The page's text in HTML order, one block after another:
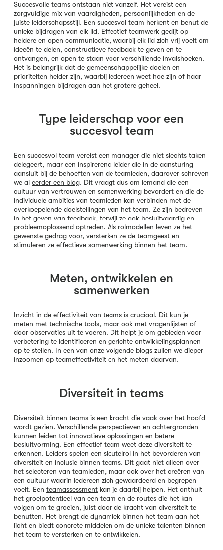
Succesvolle teams ontstaan niet vanzelf. Het vereist een
zorgvuldige mix van vaardigheden, persoonlijkheden en de
juiste leiderschapsstijl. Een succesvol team herkent en benut de
unieke bijdragen van elk lid. Effectief teamwerk gedijt op
heldere en open communicatie, waarbij elk lid zich vrij voelt om
ideeën te delen, constructieve feedback te geven en te
ontvangen, en open te staan voor verschillende invalshoeken.
Het is belangrijk dat de gemeenschappelijke doelen en
prioriteiten helder zijn, waarbij iedereen weet hoe zijn of haar
inspanningen bijdragen aan het grotere geheel.
Type leiderschap voor een
succesvol team
Een succesvol team vereist een manager die niet slechts taken
delegeert, maar een inspirerend leider die in de aansturing
aansluit bij de behoeften van de teamleden, daarover schreven
we al eerder een blog. Dit vraagt dus om iemand die een
cultuur van vertrouwen en samenwerking bevordert en die de
individuele ambities van teamleden kan verbinden met de
overkoepelende doelstellingen van het team. Ze zijn bedreven
in het geven van feedback, terwijl ze ook besluitvaardig en
probleemoplossend optreden. Als rolmodellen leven ze het
gewenste gedrag voor, versterken ze de teamgeest en
stimuleren ze effectieve samenwerking binnen het team.
Meten, ontwikkelen en
samenwerken
Inzicht in de effectiviteit van teams is cruciaal. Dit kun je
meten met technische tools, maar ook met vragenlijsten of
door observaties uit te voeren. Dit helpt je om gebieden voor
verbetering te identificeren en gerichte ontwikkelingsplannen
op te stellen. In een van onze volgende blogs zullen we dieper
inzoomen op teameffectiviteit en het meten daarvan.
Diversiteit in teams
Diversiteit binnen teams is een kracht die vaak over het hoofd
wordt gezien. Verschillende perspectieven en achtergronden
kunnen leiden tot innovatieve oplossingen en betere
besluitvorming. Een effectief team weet deze diversiteit te
erkennen. Leiders spelen een sleutelrol in het bevorderen van
diversiteit en inclusie binnen teams. Dit gaat niet alleen over
het selecteren van teamleden, maar ook over het creëren van
een cultuur waarin iedereen zich gewaardeerd en begrepen
voelt. Een teamassessment kan je daarbij helpen. Het onthult
het groeipotentieel van een team en de routes die het kan
volgen om te groeien, juist door de kracht van diversiteit te
benutten. Het brengt de dynamiek binnen het team aan het
licht en biedt concrete middelen om de unieke talenten binnen
het team te versterken en te ontwikkelen.